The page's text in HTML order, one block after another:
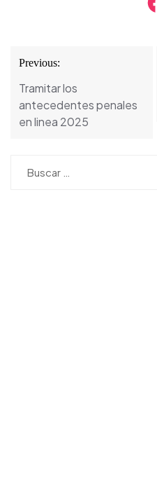
Navegación
de
entradas
Previous:
Tramitar los
antecedentes penales
en linea 2025